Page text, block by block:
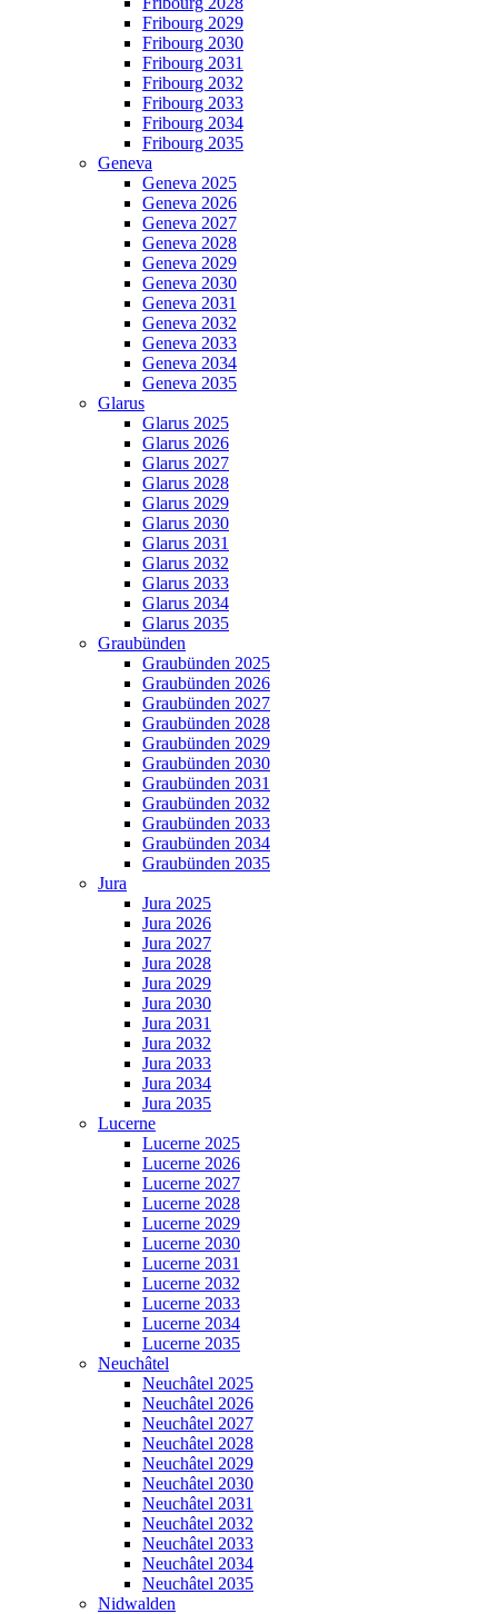
Fribourg 2029
Fribourg 2030
Fribourg 2031
Fribourg 2032
Fribourg 2033
Fribourg 2034
Fribourg 2035
Geneva
Geneva 2025
Geneva 2026
Geneva 2027
Geneva 2028
Geneva 2029
Geneva 2030
Geneva 2031
Geneva 2032
Geneva 2033
Geneva 2034
Geneva 2035
Glarus
Glarus 2025
Glarus 2026
Glarus 2027
Glarus 2028
Glarus 2029
Glarus 2030
Glarus 2031
Glarus 2032
Glarus 2033
Glarus 2034
Glarus 2035
Graubünden
Graubünden 2025
Graubünden 2026
Graubünden 2027
Graubünden 2028
Graubünden 2029
Graubünden 2030
Graubünden 2031
Graubünden 2032
Graubünden 2033
Graubünden 2034
Graubünden 2035
Jura
Jura 2025
Jura 2026
Jura 2027
Jura 2028
Jura 2029
Jura 2030
Jura 2031
Jura 2032
Jura 2033
Jura 2034
Jura 2035
Lucerne
Lucerne 2025
Lucerne 2026
Lucerne 2027
Lucerne 2028
Lucerne 2029
Lucerne 2030
Lucerne 2031
Lucerne 2032
Lucerne 2033
Lucerne 2034
Lucerne 2035
Neuchâtel
Neuchâtel 2025
Neuchâtel 2026
Neuchâtel 2027
Neuchâtel 2028
Neuchâtel 2029
Neuchâtel 2030
Neuchâtel 2031
Neuchâtel 2032
Neuchâtel 2033
Neuchâtel 2034
Neuchâtel 2035
Nidwalden